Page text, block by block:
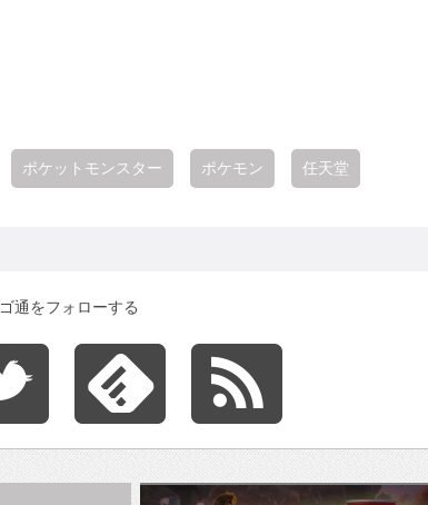
ポケットモンスター ポケモン 任天堂
通をフォローする